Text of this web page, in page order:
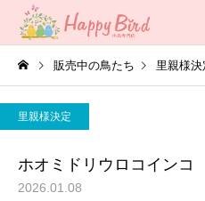
販売中の鳥たち 里親様決
里親様決定
ホオミドリウロコイン
2026.01.08